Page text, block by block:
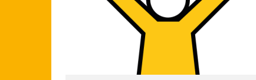
Partner sowie erstmals agile
Projektmethoden.
Nadja Hußmann